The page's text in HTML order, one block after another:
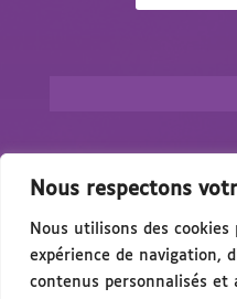
Nous respectons
Nous utilisons des
expérience de navigation,
contenus personnalisés et